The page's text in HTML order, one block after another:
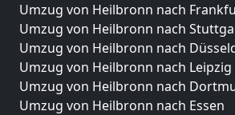
Umzug von Heilbronn nach
Umzug von Heilbronn nach
Umzug von Heilbronn nach
Umzug von Heilbronn nach Leipzig
Umzug von Heilbronn nach
Umzug von Heilbronn nach Essen